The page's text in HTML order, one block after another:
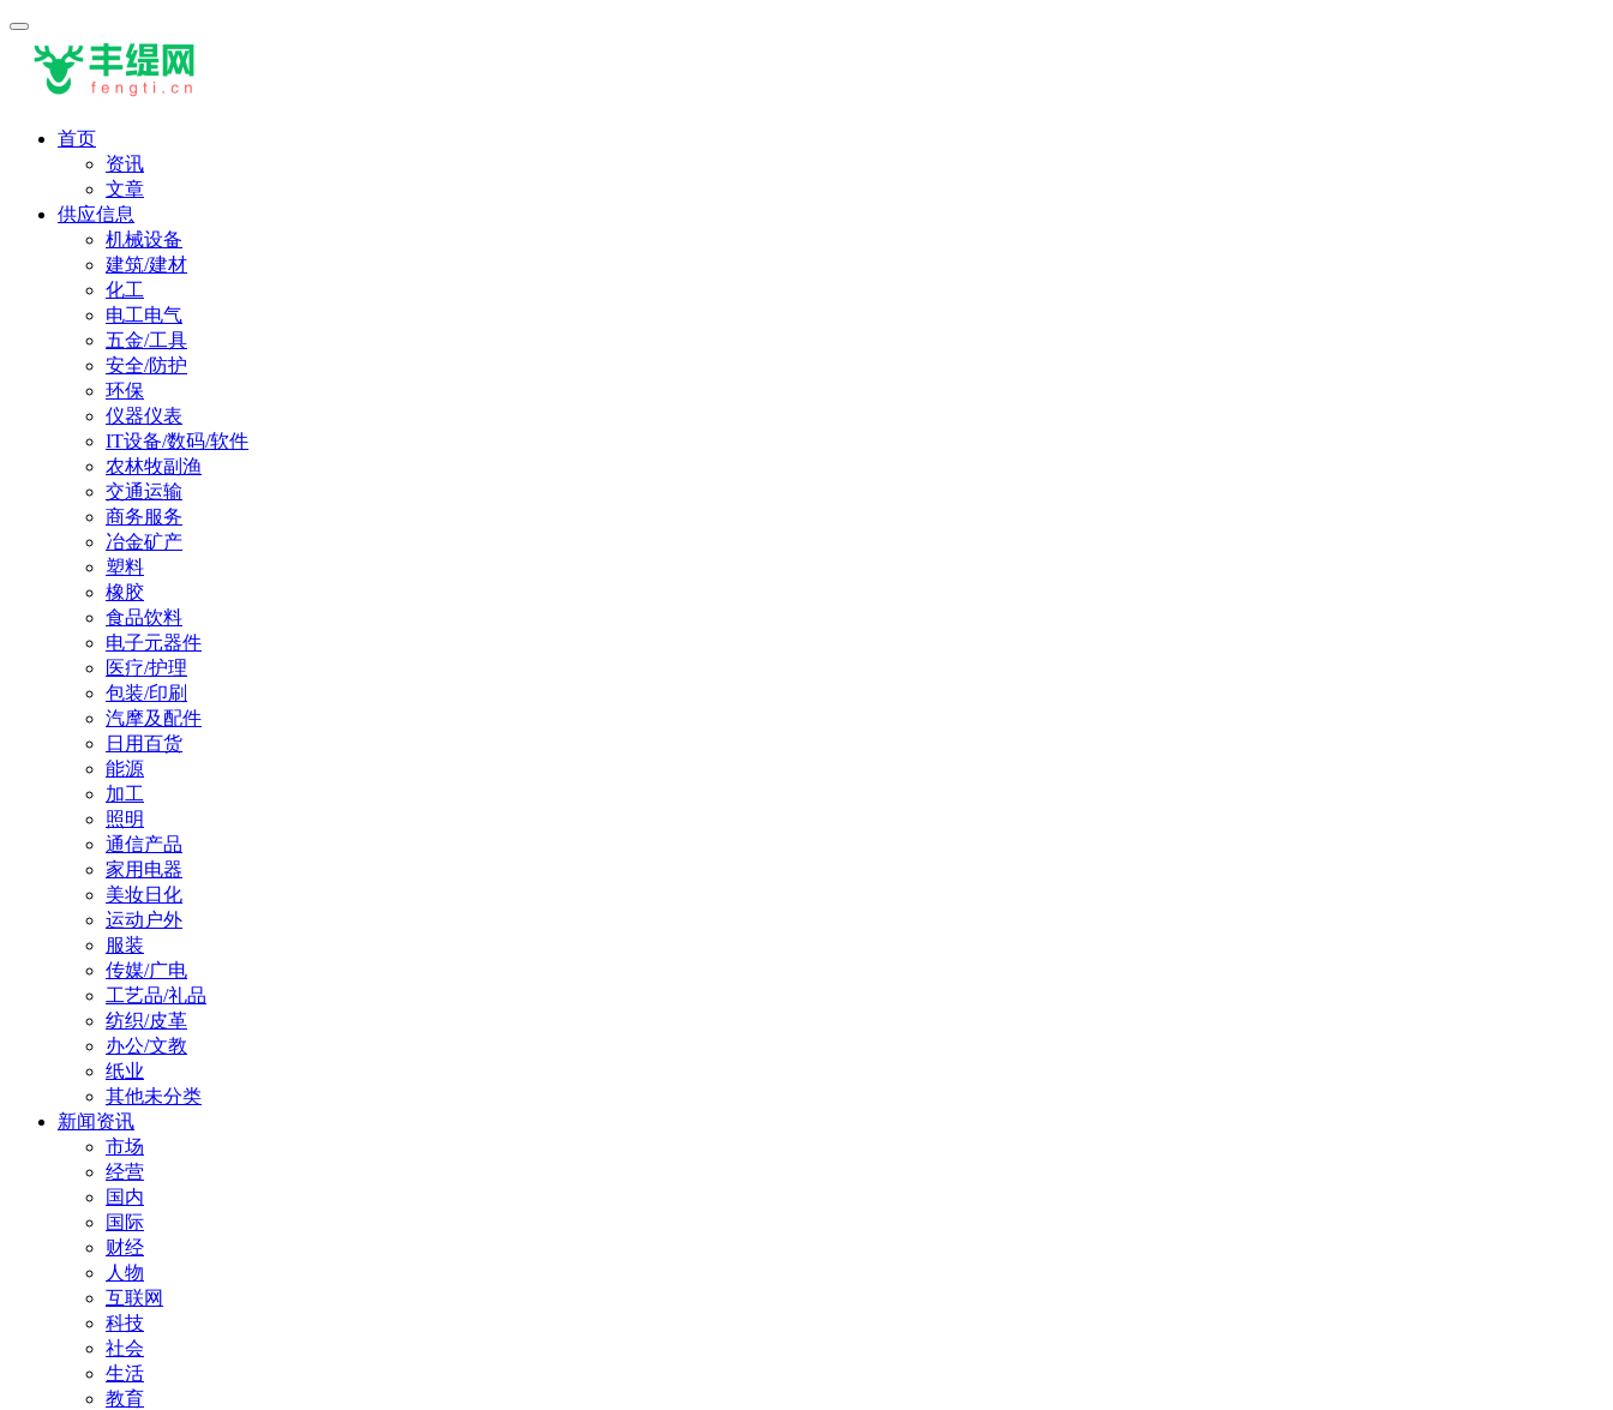
首页
资讯
文章
供应信息
机械设备
建筑/建材
化工
电工电气
五金/工具
安全/防护
环保
仪器仪表
IT设备/数码/软件
农林牧副渔
交通运输
商务服务
冶金矿产
塑料
橡胶
食品饮料
电子元器件
医疗/护理
包装/印刷
汽摩及配件
日用百货
能源
加工
照明
通信产品
家用电器
美妆日化
运动户外
服装
传媒/广电
工艺品/礼品
纺织/皮革
办公/文教
纸业
其他未分类
新闻资讯
市场
经营
国内
国际
财经
人物
互联网
科技
社会
生活
教育